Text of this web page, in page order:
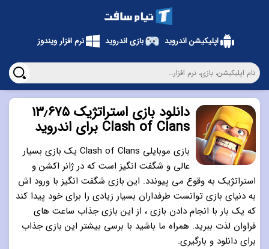
دانلود بازی استراتژیک ۱۳٫۶۷۵
Clash of Clans برای اندروید
بازی موبایلی Clash of Clans یک بازی بسیار
عالی و شگفت انگیز است که در ژانر اکشن و
استراتژیک به وقوع می پیوندد. این بازی شگفت انگیز با ورود اش
به دنیای بازی توانست طرفداران بسیار زیادی را برای خود پیدا کند
که یک بار با انجام دادن بازی ، از این بازی جذاب ساعت های
فراوان لذت ببرید. همراه ما باشید با برسی بیشتر این بازی جذاب
برای دانلود و بارگیری.
اپلیکیشن اندروید بازی اندروید نرم افزار ویندوز